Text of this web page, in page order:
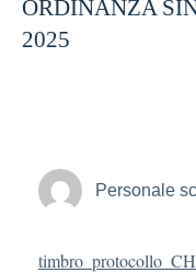
ORDINANZA
2025
Personale